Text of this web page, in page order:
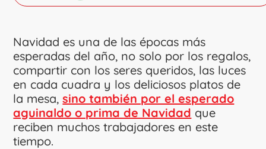
Navidad es una de las épocas más
esperadas del año, no solo por los regalos,
compartir con los seres queridos, las luces
en cada cuadra y los deliciosos platos de
la mesa,sino también por el esperado
aguinaldo o prima de Navidad que
reciben muchos trabajadores en este
tiempo.